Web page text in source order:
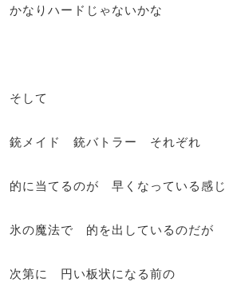
かなりハードじゃないかな
そして
銃メイド 銃バトラー それぞれ
的に当てるのが 早くなっている感じ
氷の魔法で 的を出しているのだが
次第に 円い板状になる前の